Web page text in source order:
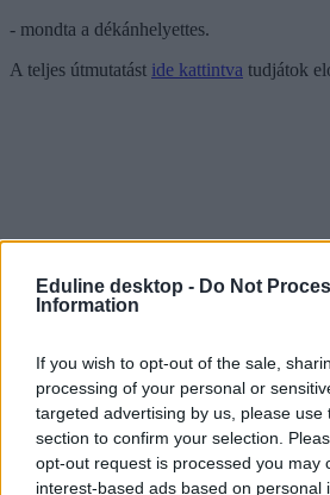
Eduline desktop - Do Not
Information
If you wish to opt-out of the sale,
processing of your personal or
targeted advertising by us, please use
section to confirm your selection.
opt-out request is processed you may
interest-based ads based on personal
- mondta a dékánhelyettes.
A teljes útmutatást ide kattintva tudjátok